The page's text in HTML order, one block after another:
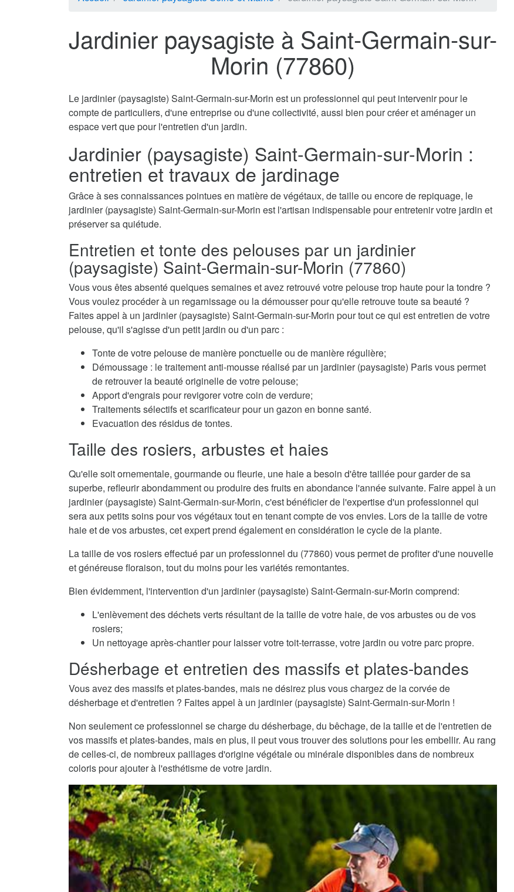
Jardinier paysagiste à Saint-Germain-sur-
Morin (77860)
Le jardinier (paysagiste) Saint-Germain-sur-Morin est un professionnel qui peut intervenir pour le
compte de particuliers, d'une entreprise ou d'une collectivité, aussi bien pour créer et aménager un
espace vert que pour l'entretien d'un jardin.
Jardinier (paysagiste) Saint-Germain-sur-Morin :
entretien et travaux de jardinage
Grâce à ses connaissances pointues en matière de végétaux, de taille ou encore de repiquage, le
jardinier (paysagiste) Saint-Germain-sur-Morin est l'artisan indispensable pour entretenir votre jardin et
préserver sa quiétude.
Entretien et tonte des pelouses par un jardinier
(paysagiste) Saint-Germain-sur-Morin (77860)
Vous vous êtes absenté quelques semaines et avez retrouvé votre pelouse trop haute pour la tondre ?
Vous voulez procéder à un regarnissage ou la démousser pour qu'elle retrouve toute sa beauté ?
Faites appel à un jardinier (paysagiste) Saint-Germain-sur-Morin pour tout ce qui est entretien de votre
pelouse, qu'il s'agisse d'un petit jardin ou d'un parc :
Tonte de votre pelouse de manière ponctuelle ou de manière régulière;
Démoussage : le traitement anti-mousse réalisé par un jardinier (paysagiste) Paris vous permet
de retrouver la beauté originelle de votre pelouse;
Apport d'engrais pour revigorer votre coin de verdure;
Traitements sélectifs et scarificateur pour un gazon en bonne santé.
Evacuation des résidus de tontes.
Taille des rosiers, arbustes et haies
Qu'elle soit ornementale, gourmande ou fleurie, une haie a besoin d'être taillée pour garder de sa
superbe, refleurir abondamment ou produire des fruits en abondance l'année suivante. Faire appel à un
jardinier (paysagiste) Saint-Germain-sur-Morin, c'est bénéficier de l'expertise d'un professionnel qui
sera aux petits soins pour vos végétaux tout en tenant compte de vos envies. Lors de la taille de votre
haie et de vos arbustes, cet expert prend également en considération le cycle de la plante.
La taille de vos rosiers effectué par un professionnel du (77860) vous permet de profiter d'une nouvelle
et généreuse floraison, tout du moins pour les variétés remontantes.
Bien évidemment, l'intervention d'un jardinier (paysagiste) Saint-Germain-sur-Morin comprend:
L'enlèvement des déchets verts résultant de la taille de votre haie, de vos arbustes ou de vos
rosiers;
Un nettoyage après-chantier pour laisser votre toit-terrasse, votre jardin ou votre parc propre.
Désherbage et entretien des massifs et plates-bandes
Vous avez des massifs et plates-bandes, mais ne désirez plus vous chargez de la corvée de
désherbage et d'entretien ? Faites appel à un jardinier (paysagiste) Saint-Germain-sur-Morin !
Non seulement ce professionnel se charge du désherbage, du bêchage, de la taille et de l'entretien de
vos massifs et plates-bandes, mais en plus, il peut vous trouver des solutions pour les embellir. Au rang
de celles-ci, de nombreux paillages d'origine végétale ou minérale disponibles dans de nombreux
coloris pour ajouter à l'esthétisme de votre jardin.